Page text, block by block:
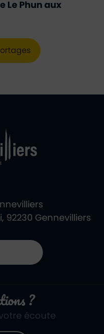
Le Phun aux
92230 Gennevilliers
?
écoute